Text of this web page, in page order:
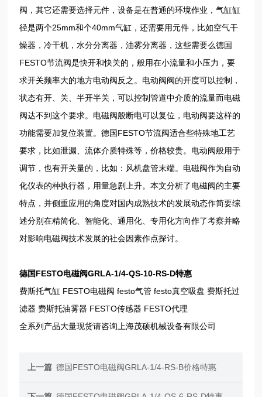
阀，其它还需要选择元件，设备是在普通的环境作业，气缸缸
径是两个25mm和个40mm气缸，还需要用元件，比如空气干
燥器，冷干机，水分分离器，油雾分离器，这些需要么德国
FESTO节流阀是快开和快关的，般用在小流量和小压力，要
求开关频率大的地方电动阀反之。电动阀阀的开度可以控制，
状态有开、关、半开半关，可以控制管道中介质的流量而电磁
阀达不到这个要求。电磁阀般断电可以复位，电动阀要这样的
功能需要加复位装置。德国FESTO节流阀适合些特殊地工艺
要求，比如泄漏、流体介质特殊等，价格较贵。电动阀般用于
调节，也有开关量的，比如：风机盘管末端。电磁阀作为自动
化仪表的种执行器，用量急剧上升。本文分析了电磁阀的主要
特点，并侧重应用的角度对国内成熟技术的发展动态作简要综
述分别在精简化、智能化、通用化、专用化方向作了考察并略
对影响电磁阀技术发展的社会因素作点探讨。
德国FESTO电磁阀GRLA-1/4-QS-10-RS-D特惠
费斯托气缸 FESTO电磁阀 festo气管 festo真空吸盘 费斯托过
滤器 费斯托油雾器 FESTO传感器 FESTO代理
全系列产品大量现货请咨询上海茂硕机械设备有限公司
上一篇 德国FESTO电磁阀GRLA-1/4-RS-B价格特惠